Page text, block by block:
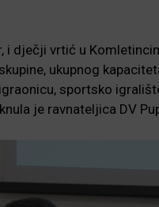
i dječji vrtić u
ukupnog
sportsko
je ravnateljica DV